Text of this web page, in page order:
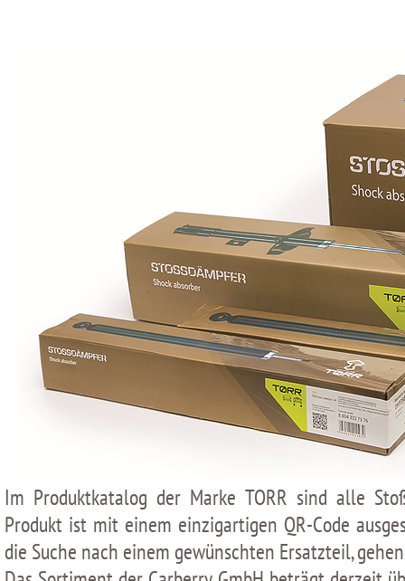
Im Produktkatalog der Marke TORR sind alle
Produkt ist mit einem einzigartigen QR-Code
die Suche nach einem gewünschten Ersatzteil,